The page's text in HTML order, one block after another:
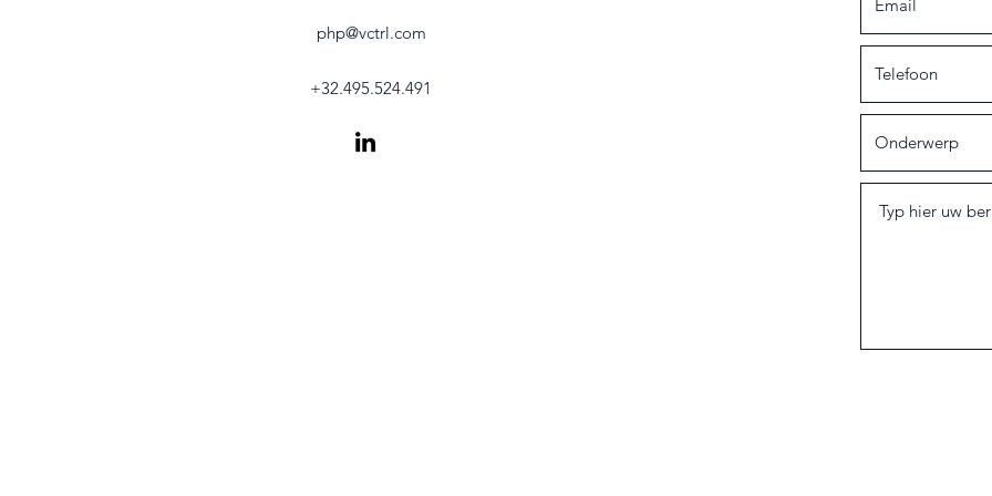
php@vctrl.com
+32.495.524.491